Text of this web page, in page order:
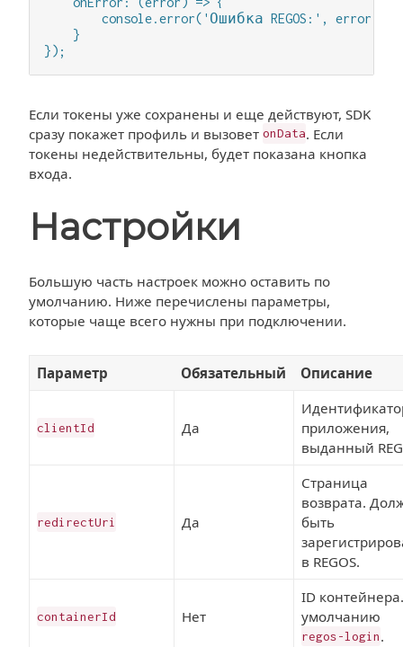
console.error('Ошибка REGOS:',
    }
});
Если токены уже сохранены и еще действуют, SDK
сразу покажет профиль и вызовет onData. Если
токены недействительны, будет показана кнопка
входа.
Настройки
Большую часть настроек можно оставить по
умолчанию. Ниже перечислены параметры,
которые чаще всего нужны при подключении.
Параметр Обязательный Описание
clientId Да
приложения,
выданный
redirectUri Да
Страница
возврата.
быть
в REGOS.
containerId Нет
ID
умолчанию
regos-login.